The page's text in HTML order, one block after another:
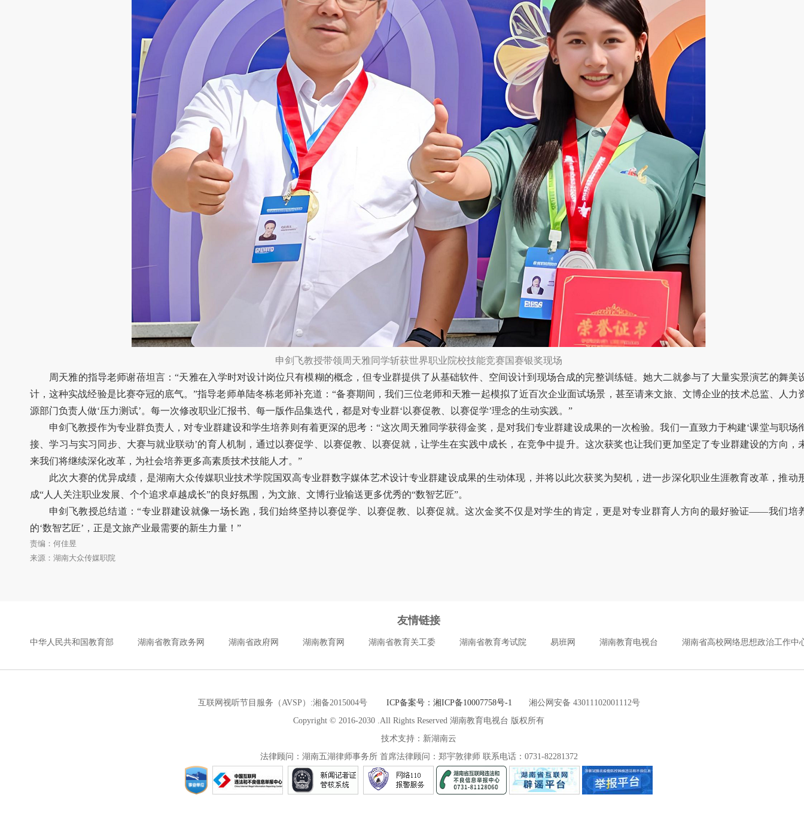
申剑飞教授带领周天雅同学斩获世界职业院校技能竞赛国赛银奖现场
周天雅的指导老师谢蓓坦言：“天雅在入学时对设计岗位只有模糊的概念，但专业群提供了从基础软件、空间设计到现场合成的完整训练链。她大二就参与了大量实景演艺的舞美
计，这种实战经验是比赛夺冠的底气。”指导老师单陆冬栋老师补充道：“备赛期间，我们三位老师和天雅一起模拟了近百次企业面试场景，甚至请来文旅、文博企业的技术总监、人力
源部门负责人做‘压力测试’。每一次修改职业汇报书、每一版作品集迭代，都是对专业群‘以赛促教、以赛促学’理念的生动实践。”
申剑飞教授作为专业群负责人，对专业群建设和学生培养则有着更深的思考：“这次周天雅同学获得金奖，是对我们专业群建设成果的一次检验。我们一直致力于构建‘课堂与职场
接、学习与实习同步、大赛与就业联动’的育人机制，通过以赛促学、以赛促教、以赛促就，让学生在实践中成长，在竞争中提升。这次获奖也让我们更加坚定了专业群建设的方向，
来我们将继续深化改革，为社会培养更多高素质技术技能人才。”
此次大赛的优异成绩，是湖南大众传媒职业技术学院国双高专业群数字媒体艺术设计专业群建设成果的生动体现，并将以此次获奖为契机，进一步深化职业生涯教育改革，推动
成“人人关注职业发展、个个追求卓越成长”的良好氛围，为文旅、文博行业输送更多优秀的“数智艺匠”。
申剑飞教授总结道：“专业群建设就像一场长跑，我们始终坚持以赛促学、以赛促教、以赛促就。这次金奖不仅是对学生的肯定，更是对专业群育人方向的最好验证——我们培
的‘数智艺匠’，正是文旅产业最需要的新生力量！”
责编：何佳昱
来源：湖南大众传媒职院
友情链接
中华人民共和国教育部 湖南省教育政务网 湖南省政府网 湖南教育网 湖南省教育关工委 湖南省教育考试院 易班网 湖南教育电视台 湖南省高校网络思想政治工作中
互联网视听节目服务（AVSP）:湘备2015004号 ICP备案号：湘ICP备10007758号-1 湘公网安备 43011102001112号
Copyright © 2016-2030 .All Rights Reserved 湖南教育电视台 版权所有
技术支持：新湖南云
法律顾问：湖南五湖律师事务所 首席法律顾问：郑宇敦律师 联系电话：0731-82281372